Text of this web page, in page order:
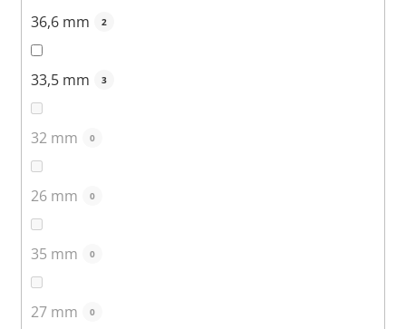
36,6 mm 2
33,5 mm 3
32 mm 0
26 mm 0
35 mm 0
27 mm 0